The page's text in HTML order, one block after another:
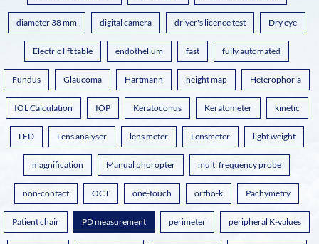
diameter 38 mm digital camera driver's licence test Dry eye
Electric lift table endothelium fast fully automated
Fundus Glaucoma Hartmann height map Heterophoria
IOL Calculation IOP Keratoconus Keratometer kinetic
LED Lens analyser lens meter Lensmeter light weight
magnification Manual phoropter multi frequency probe
non-contact OCT one-touch ortho-k Pachymetry
Patient chair PD measurement perimeter peripheral K-values